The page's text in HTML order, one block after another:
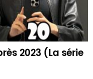
2023 (La série